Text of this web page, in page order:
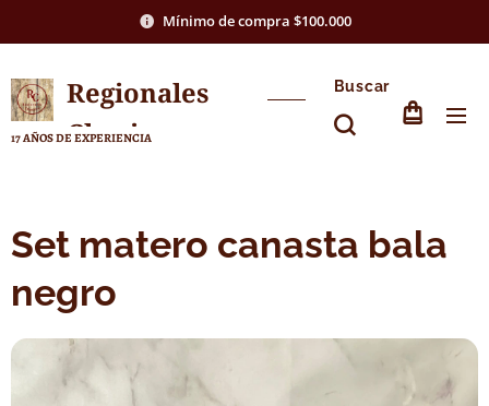
Mínimo de compra $100.000
Regionales
Chasico
17 AÑOS DE EXPERIENCIA
Buscar
Set matero canasta bala
negro